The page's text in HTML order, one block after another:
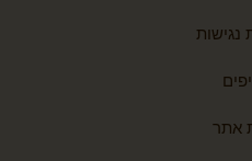
נגישות
אתר